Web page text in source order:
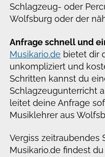
Schlagzeug- oder
Wolfsburg oder der
Anfrage schnell und
Musikario.de bietet dir
unkompliziert und
Schritten kannst du
Schlagzeugunterricht
leitet deine Anfrage
Musiklehrer aus
Vergiss zeitraubendes
Musikario.de findest